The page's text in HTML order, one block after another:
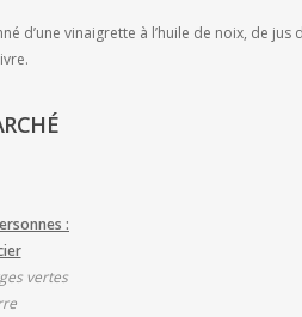
d’une vinaigrette à l’huile de noix, de jus
:
vertes